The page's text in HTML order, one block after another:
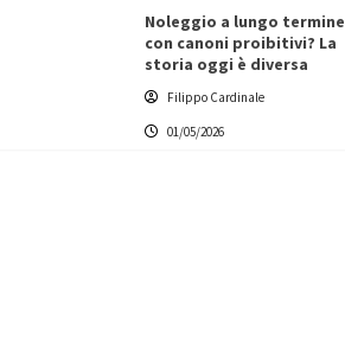
Noleggio a lungo termine
con canoni proibitivi? La
storia oggi è diversa
Filippo Cardinale
01/05/2026